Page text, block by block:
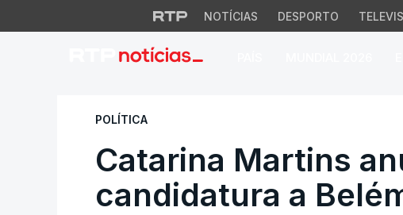
NOTÍCIAS DESPORTO
Catarina Martins
POLÍTICA
Catarina Martins
candidatura a